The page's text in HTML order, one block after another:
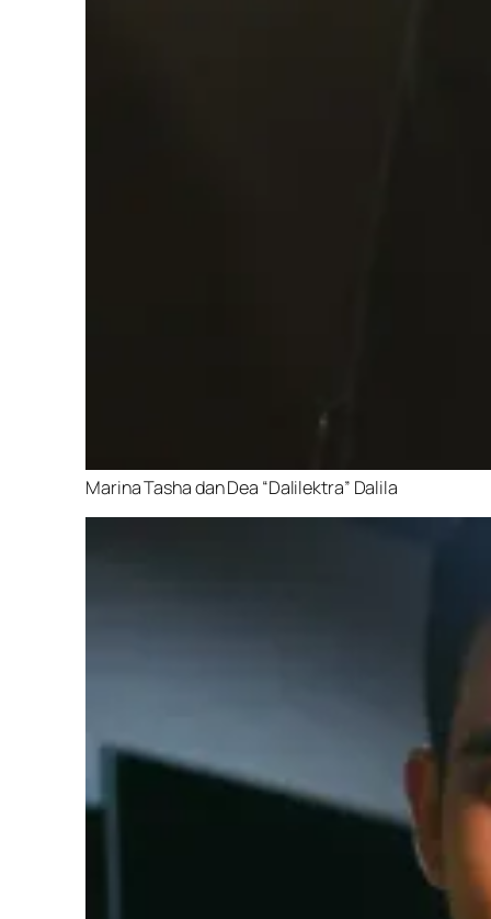
Marina Tasha dan Dea “Dalilektra” Dalila